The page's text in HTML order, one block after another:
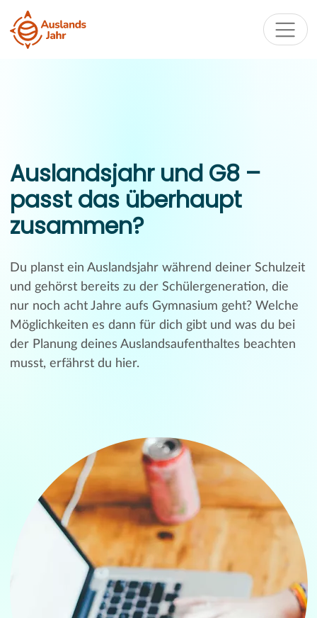
Auslandsjahr und G8 –
passt das überhaupt
zusammen?
Du planst ein Auslandsjahr während deiner Schulzeit
und gehörst bereits zu der Schülergeneration, die
nur noch acht Jahre aufs Gymnasium geht? Welche
Möglichkeiten es dann für dich gibt und was du bei
der Planung deines Auslandsaufenthaltes beachten
musst, erfährst du hier.